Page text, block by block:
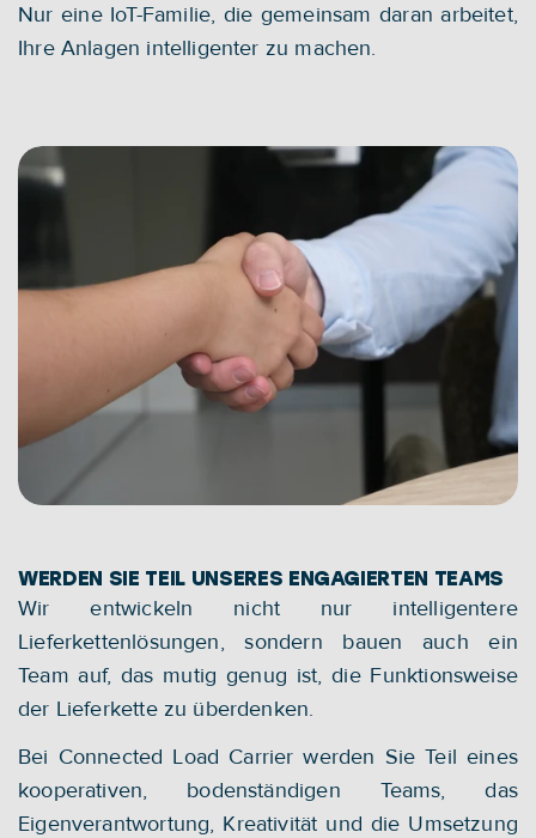
Nur eine IoT-Familie, die gemeinsam daran arbeitet,
Ihre Anlagen intelligenter zu machen.
WERDEN SIE TEIL UNSERES ENGAGIERTEN TEAMS
Wir entwickeln nicht nur intelligentere
Lieferkettenlösungen, sondern bauen auch ein
Team auf, das mutig genug ist, die Funktionsweise
der Lieferkette zu überdenken.
Bei Connected Load Carrier werden Sie Teil eines
kooperativen, bodenständigen Teams, das
Eigenverantwortung, Kreativität und die Umsetzung